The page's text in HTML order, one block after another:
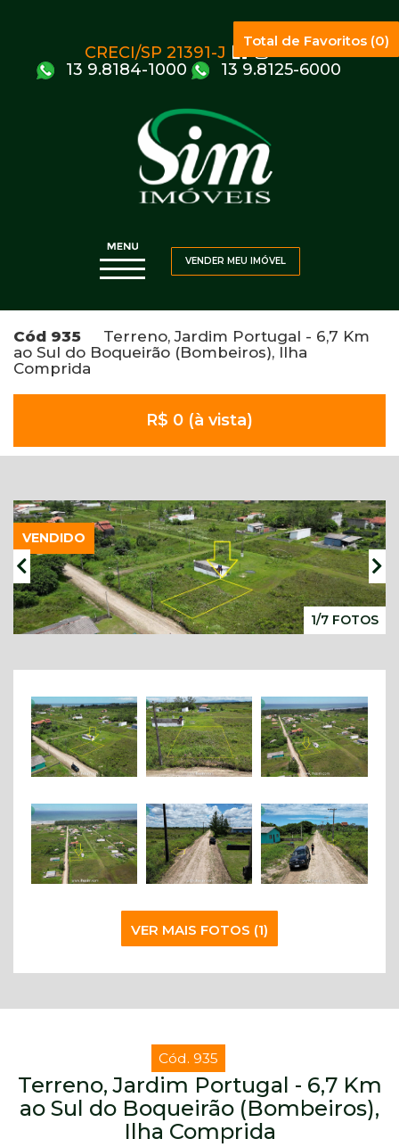
CRECI/SP 21391-J
13 9.8184-1000
13 9.8125-6000
Total de Favoritos (0)
VENDER MEU IMÓVEL
Cód 935 Terreno, Jardim Portugal - 6,7 Km
ao Sul do Boqueirão (Bombeiros), Ilha
Comprida
R$ 0 (à vista)
VENDIDO
1/7 FOTOS
VER MAIS FOTOS (1)
Cód. 935
Terreno, Jardim Portugal - 6,7 Km
ao Sul do Boqueirão (Bombeiros),
Ilha Comprida